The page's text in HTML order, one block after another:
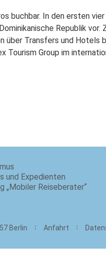
buchbar. In den ersten
Republik
Transfers und Hotels
Group im
und Expedienten
„Mobiler Reiseberater“
Berlin Anfahrt